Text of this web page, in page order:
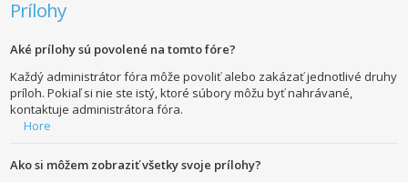
Prílohy
Aké prílohy sú povolené na tomto fóre?
Každý administrátor fóra môže povoliť alebo zakázať jednotlivé druhy
príloh. Pokiaľ si nie ste istý, ktoré súbory môžu byť nahrávané,
kontaktuje administrátora fóra.
Hore
Ako si môžem zobraziť všetky svoje prílohy?